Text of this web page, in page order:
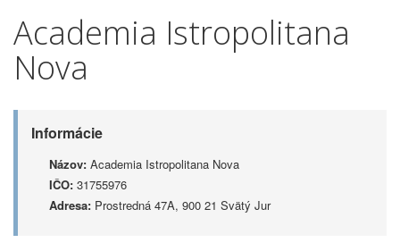
Academia Istropolitana
Nova
Informácie
Názov: Academia Istropolitana Nova
IČO: 31755976
Adresa: Prostredná 47A, 900 21 Svätý Jur